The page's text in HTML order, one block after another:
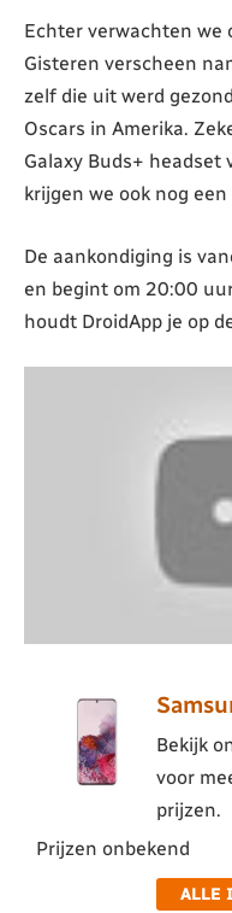
Echter verwachten we
Gisteren verscheen
zelf die uit werd
Oscars in Amerika.
Galaxy Buds+ headset
krijgen we ook nog
De aankondiging is
en begint om 20:00
houdt DroidApp je op
Bekijk
voor
prijzen.
Prijzen onbekend
ALLE